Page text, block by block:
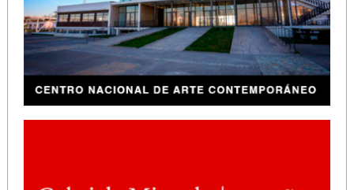
Descargar Política Nacional de Artes de la Visualidad
2025 – 2030